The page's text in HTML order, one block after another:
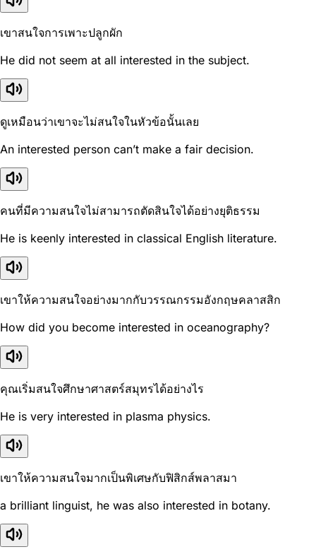
เขาสนใจการเพาะปลูกผัก
He did not seem at all interested in the subject.
ดูเหมือนว่าเขาจะไม่สนใจในหัวข้อนั้นเลย
An interested person can’t make a fair decision.
คนที่มีความสนใจไม่สามารถตัดสินใจได้อย่างยุติธรรม
He is keenly interested in classical English literature.
เขาให้ความสนใจอย่างมากกับวรรณกรรมอังกฤษคลาสสิก
How did you become interested in oceanography?
คุณเริ่มสนใจศึกษาศาสตร์สมุทรได้อย่างไร
He is very interested in plasma physics.
เขาให้ความสนใจมากเป็นพิเศษกับฟิสิกส์พลาสมา
a brilliant linguist, he was also interested in botany.